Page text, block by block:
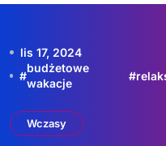
lis 17, 2024
#
budżetowe
wakacje
#
Wczasy